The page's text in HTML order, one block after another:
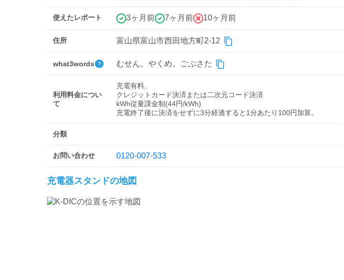
使えたレポート 3ヶ月前 7ヶ月前 10ヶ月前
住所 富山県富山市西田地方町2-12
what3words むせん。やくめ。ごぶさた
利用料金につい
て
充電有料。
クレジットカード決済または二次元コード決済
kWh従量課金制(44円/kWh)
充電終了後に決済をせずに3分経過すると1分あたり100円加算。
分類
お問い合わせ 0120-007-533
充電器スタンドの地図